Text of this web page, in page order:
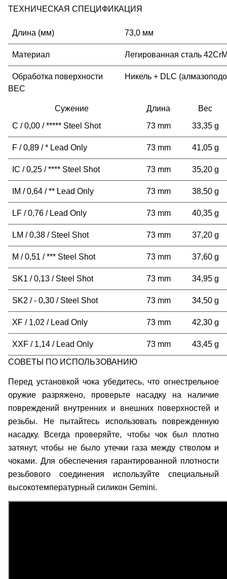
ТЕХНИЧЕСКАЯ СПЕЦИФИКАЦИЯ
Длина (мм) 73,0 мм
Материал Легированная сталь
Обработка поверхности
Никель + DLC
ВЕС
Сужение Длина
Вес
C / 0,00 / ***** Steel Shot
73 mm 33,35 g
F / 0,89 / * Lead Only 73 mm 41,05 g
IC / 0,25 / **** Steel Shot 73 mm 35,20 g
IM / 0,64 / ** Lead Only 73 mm 38,50 g
LF / 0,76 / Lead Only 73 mm 40,35 g
LM / 0,38 / Steel Shot 73 mm 37,20 g
M / 0,51 / *** Steel Shot 73 mm 37,60 g
SK1 / 0,13 / Steel Shot 73 mm 34,95 g
SK2 / - 0,30 / Steel Shot 73 mm 34,50 g
XF / 1,02 / Lead Only 73 mm 42,30 g
XXF / 1,14 / Lead Only 73 mm 43,45 g
СОВЕТЫ ПО ИСПОЛЬЗОВАНИЮ
Перед установкой чока убедитесь, что огнестрельное
оружие разряжено, проверьте насадку на наличие
повреждений внутренних и внешних поверхностей и
резьбы. Не пытайтесь использовать поврежденную
насадку. Всегда проверяйте, чтобы чок был плотно
затянут, чтобы не было утечки газа между стволом и
чоками. Для обеспечения гарантированной плотности
резьбового соединения используйте специальный
высокотемпературный силикон Gemini.